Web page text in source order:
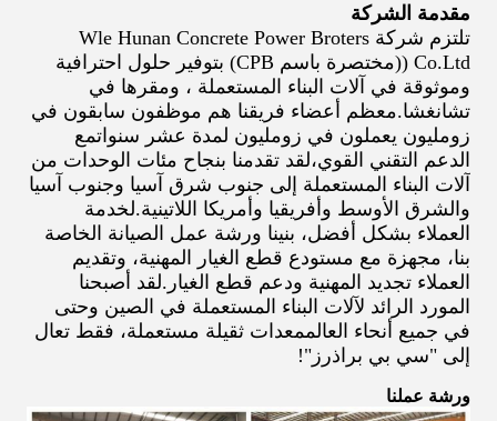
مقدمة الشركة
تلتزم شركة Wle Hunan Concrete Power Broters
Co.Ltd ((مختصرة باسم CPB) بتوفير حلول احترافية
وموثوقة في آلات البناء المستعملة ، ومقرها في
تشانغشا.معظم أعضاء فريقنا هم موظفون سابقون في
زومليون يعملون في زومليون لمدة عشر سنواتمع
الدعم التقني القوي،لقد تقدمنا بنجاح مئات الوحدات من
آلات البناء المستعملة إلى جنوب شرق آسيا وجنوب آسيا
والشرق الأوسط وأفريقيا وأمريكا اللاتينية.لخدمة
العملاء بشكل أفضل، بنينا ورشة عمل الصيانة الخاصة
بنا، مجهزة مع مستودع قطع الغيار المهنية، وتقديم
العملاء تجديد المهنية ودعم قطع الغيار.لقد أصبحنا
المورد الرائد لآلات البناء المستعملة في الصين وحتى
في جميع أنحاء العالممعدات ثقيلة مستعملة، فقط تعال
إلى "سي بي براذرز"!
ورشة عملنا